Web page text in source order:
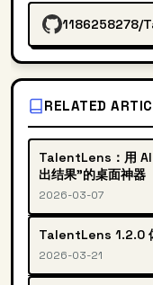
RELATED
TalentLens：用 AI
出结果”的桌面神器
2026-03-07
TalentLens 1.2.0
2026-03-21